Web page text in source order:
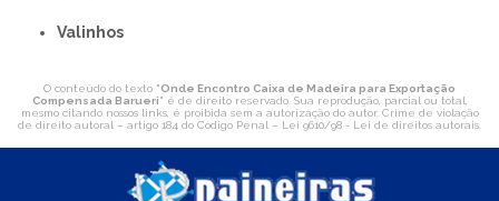
Valinhos
O conteúdo do texto "Onde Encontro Caixa de Madeira para Exportação
Compensada Barueri" é de direito reservado. Sua reprodução, parcial ou total,
mesmo citando nossos links, é proibida sem a autorização do autor. Crime de violação
de direito autoral – artigo 184 do Código Penal – Lei 9610/98 - Lei de direitos autorais